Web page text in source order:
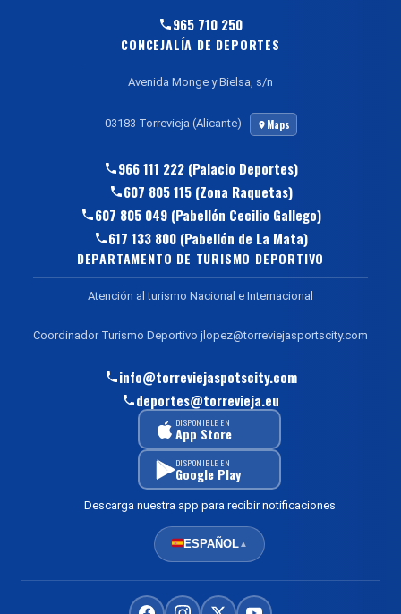
965 710 250
CONCEJALÍA DE DEPORTES
Avenida Monge y Bielsa, s/n
03183 Torrevieja (Alicante) Maps
966 111 222 (Palacio Deportes)
607 805 115 (Zona Raquetas)
607 805 049 (Pabellón Cecilio Gallego)
617 133 800 (Pabellón de La Mata)
DEPARTAMENTO DE TURISMO DEPORTIVO
Atención al turismo Nacional e Internacional
Coordinador Turismo Deportivo jlopez@torreviejasportscity.com
info@torreviejaspotscity.com
deportes@torrevieja.eu
DISPONIBLE EN
App Store
DISPONIBLE EN
Google Play
Descarga nuestra app para recibir notificaciones
ESPAÑOL▲